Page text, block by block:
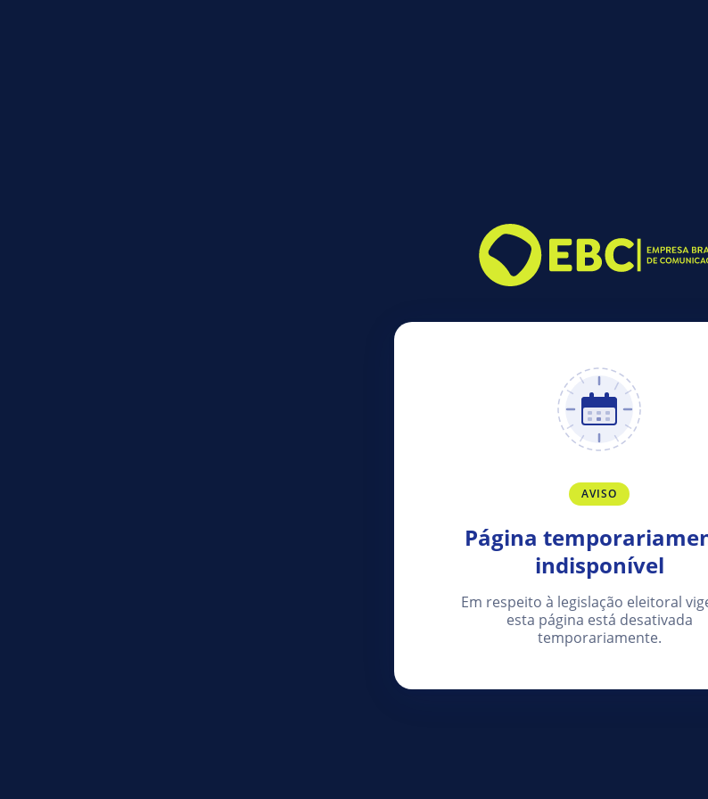
AVISO
Página
indisponível
Em respeito à legislação eleitoral
esta página está desativada
temporariamente.